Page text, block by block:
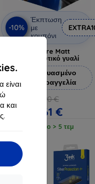
και
-10%
Έκπτωση
με
κουπόνι
3mk Pure Matt
Προστατευτικό γυαλί
Κατασκευασμένο
κατά παραγγελία
12,90 €
11,61 €
Διαθέσιμο > 5 τεμ